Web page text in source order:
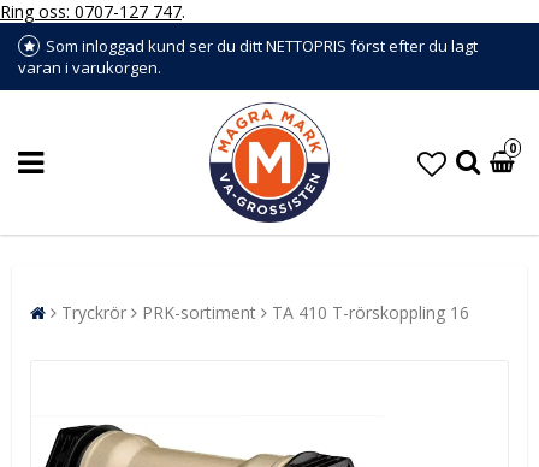
Ring oss: 0707-127 747.
Som inloggad kund ser du ditt NETTOPRIS först efter du lagt
varan i varukorgen.
0
Tryckrör PRK-sortiment TA 410 T-rörskoppling 16